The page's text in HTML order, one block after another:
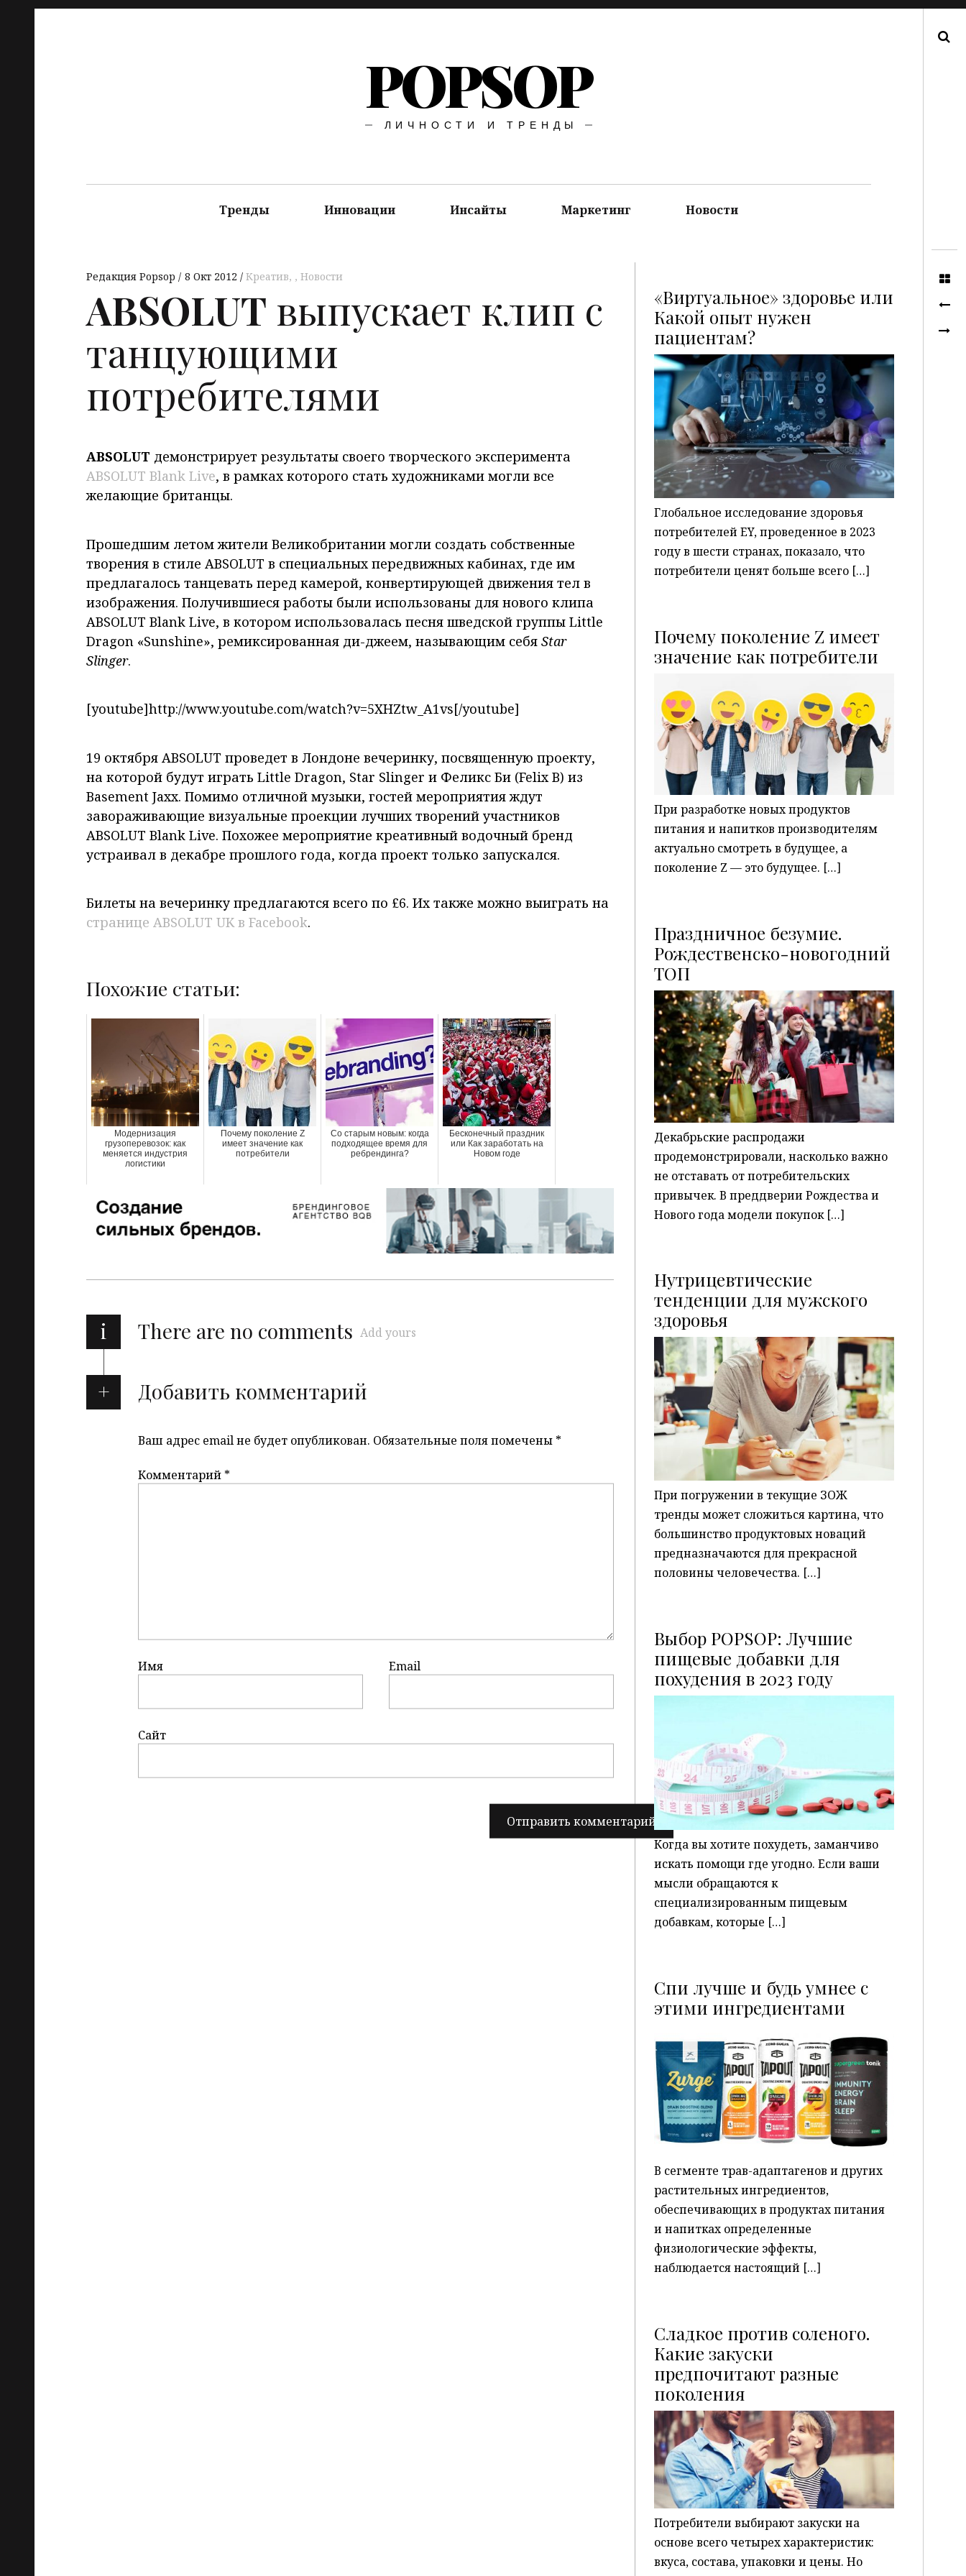
POPSOP
ЛИЧНОСТИ И ТРЕНДЫ
Тренды Инновации Инсайты Маркетинг Новости
Редакция Popsop 8 Окт 2012 Креатив, Новости
ABSOLUT выпускает клип с
танцующими
потребителями
ABSOLUT демонстрирует результаты своего творческого эксперимента
ABSOLUT Blank Live, в рамках которого стать художниками могли все
желающие британцы.
Прошедшим летом жители Великобритании могли создать собственные
творения в стиле ABSOLUT в специальных передвижных кабинах, где им
предлагалось танцевать перед камерой, конвертирующей движения тел в
изображения. Получившиеся работы были использованы для нового клипа
ABSOLUT Blank Live, в котором использовалась песня шведской группы Little
Dragon «Sunshine», ремиксированная ди-джеем, называющим себя Star
Slinger.
[youtube]http://www.youtube.com/watch?v=5XHZtw_A1vs[/youtube]
19 октября ABSOLUT проведет в Лондоне вечеринку, посвященную проекту,
на которой будут играть Little Dragon, Star Slinger и Феликс Би (Felix B) из
Basement Jaxx. Помимо отличной музыки, гостей мероприятия ждут
завораживающие визуальные проекции лучших творений участников
ABSOLUT Blank Live. Похожее мероприятие креативный водочный бренд
устраивал в декабре прошлого года, когда проект только запускался.
Билеты на вечеринку предлагаются всего по £6. Их также можно выиграть на
странице ABSOLUT UK в Facebook.
Похожие статьи:
Модернизация
грузоперевозок: как
меняется индустрия
логистики
Почему поколение Z
имеет значение как
потребители
Со старым новым: когда
подходящее время для
ребрендинга?
Бесконечный праздник
или Как заработать на
Новом годе
i There are no comments Add yours
Добавить комментарий
Ваш адрес email не будет опубликован. Обязательные поля помечены *
Комментарий *
Имя Email
Сайт
«Виртуальное» здоровье или
Какой опыт нужен
пациентам?P
Глобальное исследование здоровья
потребителей EY, проведенное в 2023
году в шести странах, показало, что
потребители ценят больше всего […]
Почему поколение Z имеет
значение как потребители
P
При разработке новых продуктов
питания и напитков производителям
актуально смотреть в будущее, а
поколение Z — это будущее. […]
Праздничное безумие.
Рождественско-новогодний
ТОП
P
Декабрьские распродажи
продемонстрировали, насколько важно
не отставать от потребительских
привычек. В преддверии Рождества и
Нового года модели покупок […]
Нутрицевтические
тенденции для мужского
здоровья P
При погружении в текущие ЗОЖ
тренды может сложиться картина, что
большинство продуктовых новаций
предназначаются для прекрасной
половины человечества. […]
Выбор POPSOP: Лучшие
пищевые добавки для
похудения в 2023 году
P
Когда вы хотите похудеть, заманчиво
искать помощи где угодно. Если ваши
мысли обращаются к
специализированным пищевым
добавкам, которые […]
Спи лучше и будь умнее с
этими ингредиентами
P
В сегменте трав-адаптагенов и других
растительных ингредиентов,
обеспечивающих в продуктах питания
и напитках определенные
физиологические эффекты,
наблюдается настоящий […]
Сладкое против соленого.
Какие закуски
предпочитают разные
поколенияP
Потребители выбирают закуски на
основе всего четырех характеристик:
вкуса, состава, упаковки и цены. Но